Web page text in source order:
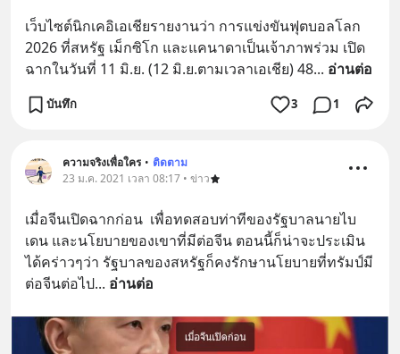
เว็บไซต์นิกเคอิเอเชียรายงานว่า การแข่งขันฟุตบอลโลก
2026 ที่สหรัฐ เม็กซิโก และแคนาดาเป็นเจ้าภาพร่วม เปิด
ฉากในวันที่ 11 มิ.ย. (12 มิ.ย.ตามเวลาเอเชีย) 48... อ่านต่อ
บันทึก 3 1
ความจริงเพื่อใคร • ติดตาม
23 ม.ค. 2021 เวลา 08:17 • ข่าว
เมื่อจีนเปิดฉากก่อน  เพื่อทดสอบท่าทีของรัฐบาลนายไบ
เดน และนโยบายของเขาที่มีต่อจีน ตอนนี้ก็น่าจะประเมิน
ได้คร่าวๆว่า รัฐบาลของสหรัฐก็คงรักษานโยบายที่ทรัมป์มี
ต่อจีนต่อไป... อ่านต่อ